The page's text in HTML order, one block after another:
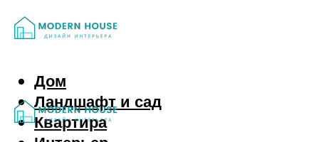
Дом
Ландшафт и сад
Квартира